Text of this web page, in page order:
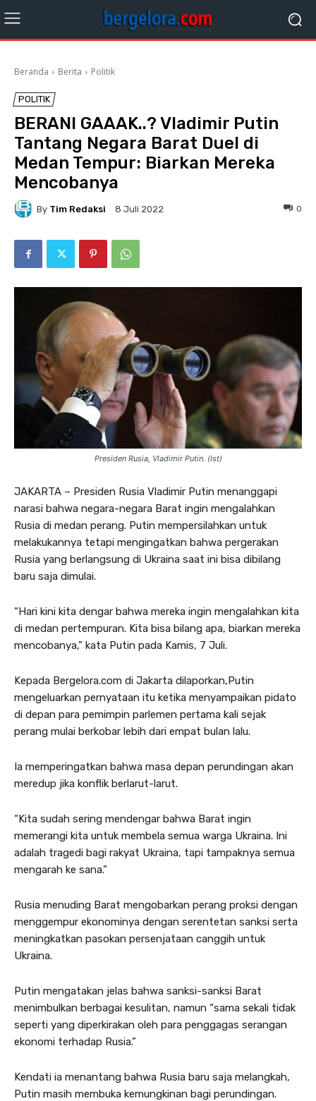
Beranda Berita Politik
POLITIK
BERANI GAAAK..? Vladimir Putin
Tantang Negara Barat Duel di
Medan Tempur: Biarkan Mereka
Mencobanya
By Tim Redaksi 8 Juli 2022 0
Presiden Rusia, Vladimir Putin. (Ist)
JAKARTA – Presiden Rusia Vladimir Putin menanggapi
narasi bahwa negara-negara Barat ingin mengalahkan
Rusia di medan perang. Putin mempersilahkan untuk
melakukannya tetapi mengingatkan bahwa pergerakan
Rusia yang berlangsung di Ukraina saat ini bisa dibilang
baru saja dimulai.
“Hari kini kita dengar bahwa mereka ingin mengalahkan kita
di medan pertempuran. Kita bisa bilang apa, biarkan mereka
mencobanya,” kata Putin pada Kamis, 7 Juli.
Kepada Bergelora.com di Jakarta dilaporkan,Putin
mengeluarkan pernyataan itu ketika menyampaikan pidato
di depan para pemimpin parlemen pertama kali sejak
perang mulai berkobar lebih dari empat bulan lalu.
Ia memperingatkan bahwa masa depan perundingan akan
meredup jika konflik berlarut-larut.
“Kita sudah sering mendengar bahwa Barat ingin
memerangi kita untuk membela semua warga Ukraina. Ini
adalah tragedi bagi rakyat Ukraina, tapi tampaknya semua
mengarah ke sana.”
Rusia menuding Barat mengobarkan perang proksi dengan
menggempur ekonominya dengan serentetan sanksi serta
meningkatkan pasokan persenjataan canggih untuk
Ukraina.
Putin mengatakan jelas bahwa sanksi-sanksi Barat
menimbulkan berbagai kesulitan, namun “sama sekali tidak
seperti yang diperkirakan oleh para penggagas serangan
ekonomi terhadap Rusia.”
Kendati ia menantang bahwa Rusia baru saja melangkah,
Putin masih membuka kemungkinan bagi perundingan.